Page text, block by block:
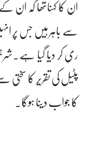
ان کا کہناتھا کہ ان
سے باہر ہیں جس پر
ری کر دیا گیا
پٹیل کی تقریر کا
کا جواب دینا ہوگا۔